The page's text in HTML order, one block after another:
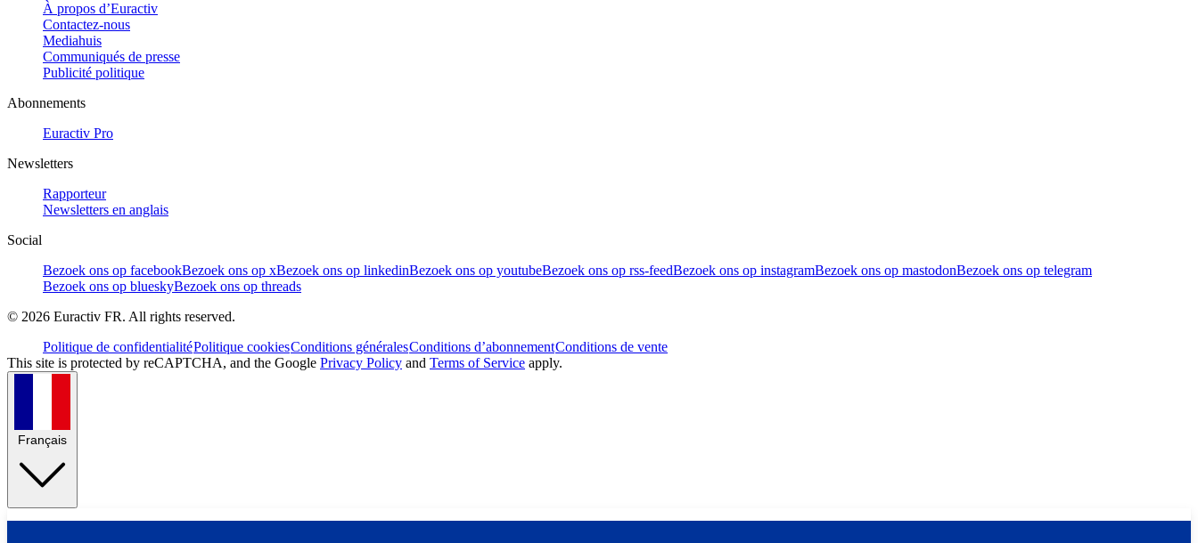
À propos d’Euractiv
Contactez-nous
Mediahuis
Communiqués de presse
Publicité politique
Abonnements
Euractiv Pro
Newsletters
Rapporteur
Newsletters en anglais
Social
Bezoek ons op facebookBezoek ons op xBezoek ons op linkedinBezoek ons op youtubeBezoek ons op rss-feedBezoek ons op instagramBezoek ons op mastodonBezoek ons op telegram
Bezoek ons op blueskyBezoek ons op threads
© 2026 Euractiv FR. All rights reserved.
Politique de confidentialitéPolitique cookiesConditions généralesConditions d’abonnementConditions de vente
This site is protected by reCAPTCHA, and the Google Privacy Policy and Terms of Service apply.
Français